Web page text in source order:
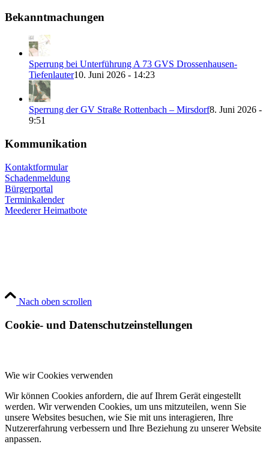
Bekanntmachungen
Sperrung bei Unterführung A 73 GVS Drossenhausen-
Tiefenlauter10. Juni 2026 - 14:23
Sperrung der GV Straße Rottenbach – Mirsdorf8. Juni 2026 -
9:51
Kommunikation
Kontaktformular
Schadenmeldung
Bürgerportal
Terminkalender
Meederer Heimatbote
Nach oben scrollen
Cookie- und Datenschutzeinstellungen
Wie wir Cookies verwenden
Wir können Cookies anfordern, die auf Ihrem Gerät eingestellt
werden. Wir verwenden Cookies, um uns mitzuteilen, wenn Sie
unsere Websites besuchen, wie Sie mit uns interagieren, Ihre
Nutzererfahrung verbessern und Ihre Beziehung zu unserer Website
anpassen.